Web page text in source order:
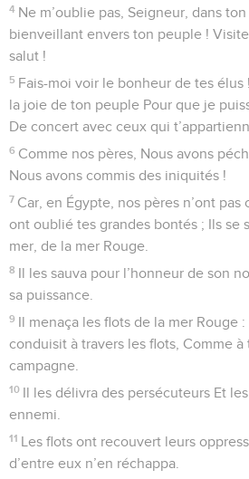
4 Ne m’oublie pas, Seigneur, dans
bienveillant envers ton peuple !
salut !
5 Fais-moi voir le bonheur de tes
la joie de ton peuple Pour que je
De concert avec ceux qui
6 Comme nos pères, Nous avons
Nous avons commis des iniquités !
7 Car, en Égypte, nos pères n’ont pas
ont oublié tes grandes bontés ; Ils se
mer, de la mer Rouge.
8 Il les sauva pour l’honneur de son
sa puissance.
9 Il menaça les flots de la mer Rouge
conduisit à travers les flots, Comme à
campagne.
10 Il les délivra des persécuteurs Et
ennemi.
11 Les flots ont recouvert leurs
d’entre eux n’en réchappa.